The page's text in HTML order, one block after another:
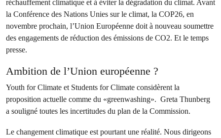
réchauffement climatique et à éviter la dégradation du climat. Avant
la Conférence des Nations Unies sur le climat, la COP26, en
novembre prochain, l’Union Européenne doit à nouveau soumettre
des engagements de réduction des émissions de CO2. Et le temps
presse.
Ambition de l’Union européenne ?
Youth for Climate et Students for Climate considèrent la
proposition actuelle comme du «greenwashing». Greta Thunberg
a souligné toutes les incertitudes du plan de la Commission.
Le changement climatique est pourtant une réalité. Nous dirigeons